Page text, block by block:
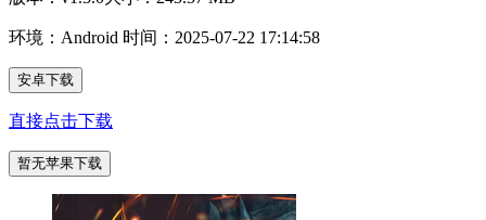
环境：Android 时间：2025-07-22 17:14:58
安卓下载
直接点击下载
暂无苹果下载